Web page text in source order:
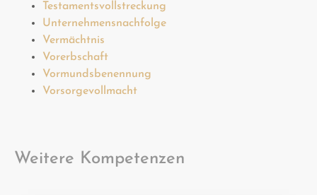
Testamentsvollstreckung
Unternehmensnachfolge
Vermächtnis
Vorerbschaft
Vormundsbenennung
Vorsorgevollmacht
Weitere Kompetenzen